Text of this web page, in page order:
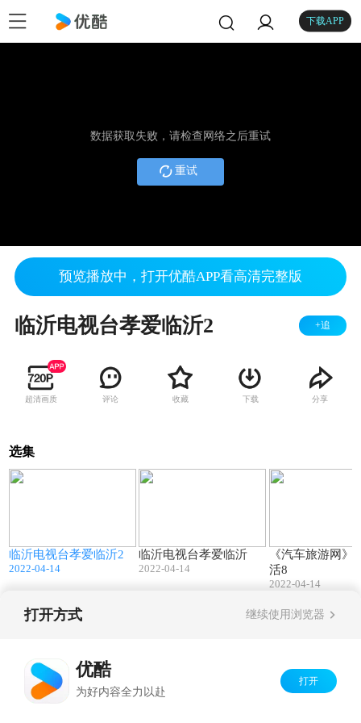
下载APP
数据获取失败，请检查网络之后重试
重试
预览播放中，打开优酷APP看高清完整版
临沂电视台孝爱临沂2 +追
超清画质 评论 收藏 下载 分享
选集
临沂电视台孝爱临沂2
2022-04-14
临沂电视台孝爱临沂
2022-04-14
《汽车旅游网》
活8
2022-04-14
打开方式 继续使用浏览器
优酷
为好内容全力以赴
打开